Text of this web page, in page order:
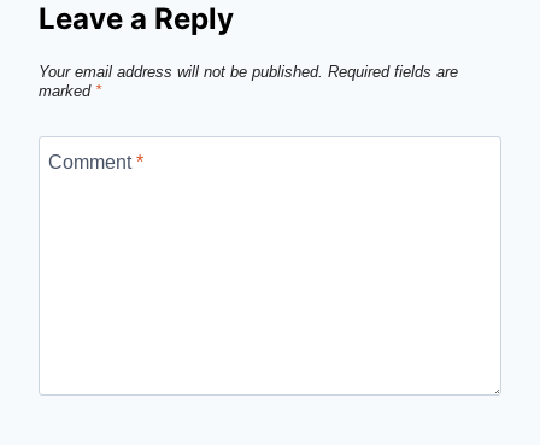
Leave a Reply
Your email address will not be published. Required fields are
marked *
Comment*